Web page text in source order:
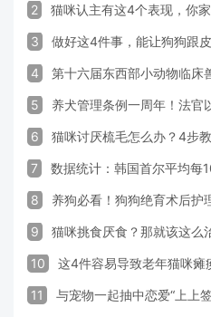
2 猫咪认主有这4个表现，你
3 做好这4件事，能让狗狗跟
4 第十六届东西部小动物临床
5 养犬管理条例一周年！法官
6 猫咪讨厌梳毛怎么办？4步
7 数据统计：韩国首尔平均每
8 养狗必看！狗狗绝育术后护
9 猫咪挑食厌食？那就该这么
10 这4件容易导致老年猫咪瘫
11 与宠物一起抽中恋爱“上上